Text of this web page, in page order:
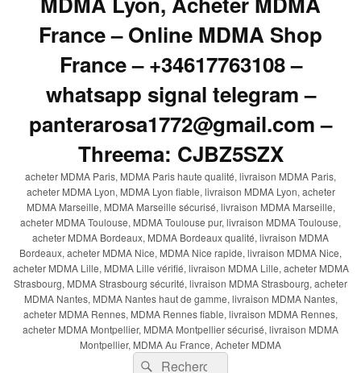
France – Online MDMA Shop
France – +34617763108 –
whatsapp signal telegram –
panterarosa1772@gmail.com –
Threema: CJBZ5SZX
acheter MDMA Paris, MDMA Paris haute qualité, livraison MDMA Paris,
acheter MDMA Lyon, MDMA Lyon fiable, livraison MDMA Lyon, acheter
MDMA Marseille, MDMA Marseille sécurisé, livraison MDMA Marseille,
acheter MDMA Toulouse, MDMA Toulouse pur, livraison MDMA Toulouse,
acheter MDMA Bordeaux, MDMA Bordeaux qualité, livraison MDMA
Bordeaux, acheter MDMA Nice, MDMA Nice rapide, livraison MDMA Nice,
acheter MDMA Lille, MDMA Lille vérifié, livraison MDMA Lille, acheter MDMA
Strasbourg, MDMA Strasbourg sécurité, livraison MDMA Strasbourg, acheter
MDMA Nantes, MDMA Nantes haut de gamme, livraison MDMA Nantes,
acheter MDMA Rennes, MDMA Rennes fiable, livraison MDMA Rennes,
acheter MDMA Montpellier, MDMA Montpellier sécurisé, livraison MDMA
Montpellier, MDMA Au France, Acheter MDMA
Recherche :
Rechercher